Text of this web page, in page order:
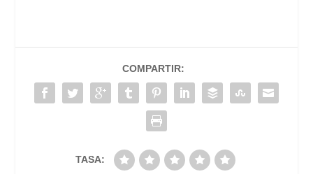
COMPARTIR:
TASA: